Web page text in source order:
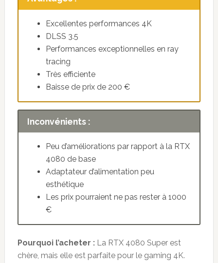
Excellentes performances 4K
DLSS 3.5
Performances exceptionnelles en ray
tracing
Très efficiente
Baisse de prix de 200 €
Inconvénients :
Peu d’améliorations par rapport à la RTX
4080 de base
Adaptateur d’alimentation peu
esthétique
Les prix pourraient ne pas rester à 1000
€
Pourquoi l’acheter : La RTX 4080 Super est
chère, mais elle est parfaite pour le gaming 4K.